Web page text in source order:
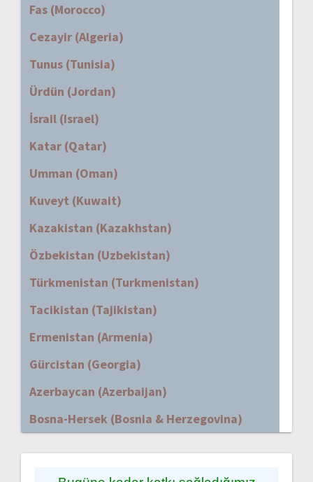
Fas (Morocco)
Cezayir (Algeria)
Tunus (Tunisia)
Ürdün (Jordan)
İsrail (Israel)
Katar (Qatar)
Umman (Oman)
Kuveyt (Kuwait)
Kazakistan (Kazakhstan)
Özbekistan (Uzbekistan)
Türkmenistan (Turkmenistan)
Tacikistan (Tajikistan)
Ermenistan (Armenia)
Gürcistan (Georgia)
Azerbaycan (Azerbaijan)
Bosna-Hersek (Bosnia & Herzegovina)